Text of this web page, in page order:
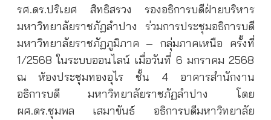
รศ.ดร.ปริเยศ สิทธิสรวง รองอธิการบดีฝ่ายบริหาร
มหาวิทยาลัยราชภัฏลำปาง ร่วมการประชุมอธิการบดี
มหาวิทยาลัยราชภัฏภูมิภาค – กลุ่มภาคเหนือ ครั้งที่
1/2568 ในระบบออนไลน์ เมื่อวันที่ 6 มกราคม 2568
ณ ห้องประชุมทองอุไร ชั้น 4 อาคารสำนักงาน
อธิการบดี มหาวิทยาลัยราชภัฏลำปาง โดย
ผศ.ดร.ชุมพล เสมาขันธ์ อธิการบดีมหาวิทยาลัย